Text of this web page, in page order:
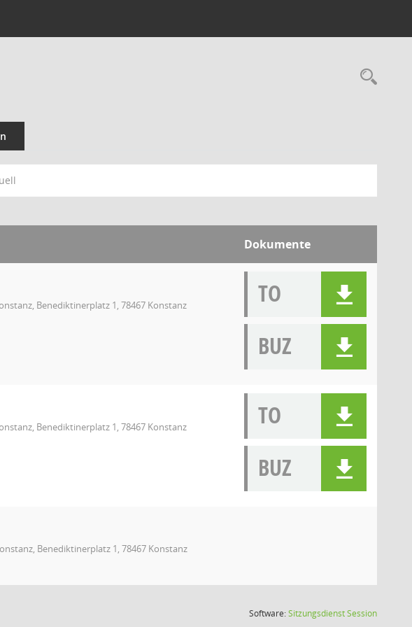
Dokumente
Benediktinerplatz 1, 78467 Konstanz
TO
BUZ
Benediktinerplatz 1, 78467 Konstanz
TO
BUZ
Benediktinerplatz 1, 78467 Konstanz
Software:SitzungsdienstSession(Wird in